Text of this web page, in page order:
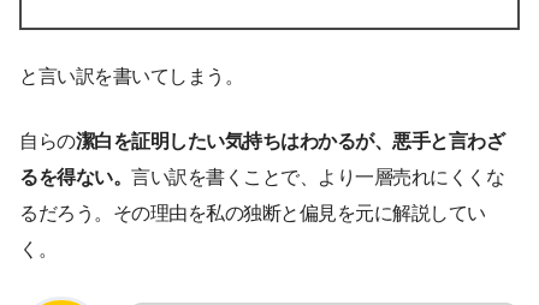
と言い訳を書いてしまう。
自らの潔白を証明したい気持ちはわかるが、悪手と言わざ
るを得ない。 言い訳を書くことで、より一層売れにくくな
るだろう。その理由を私の独断と偏見を元に解説してい
く。